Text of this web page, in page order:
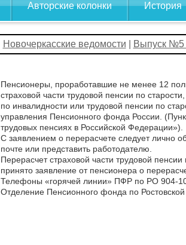
Авторские колонки История
Новочеркасские ведомости Выпуск №5
Пенсионеры, проработавшие не менее 12
страховой части трудовой пенсии по
по инвалидности или трудовой пенсии по
управления Пенсионного фонда России.
трудовых пенсиях в Российской Федерации»).
С заявлением о перерасчете следует лично
почте или представить работодателю.
Перерасчет страховой части трудовой
принято заявление от пенсионера о
Телефоны «горячей линии» ПФР по РО 904-
Отделение Пенсионного фонда по Ростовской